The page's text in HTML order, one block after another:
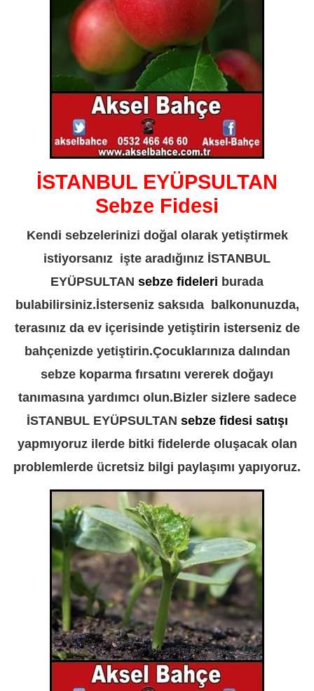
İSTANBUL EYÜPSULTAN
Sebze Fidesi
Kendi sebzelerinizi doğal olarak yetiştirmek
istiyorsanız işte aradığınız İSTANBUL
EYÜPSULTAN sebze fideleri burada
bulabilirsiniz.İsterseniz saksıda balkonunuzda,
terasınız da ev içerisinde yetiştirin isterseniz de
bahçenizde yetiştirin.Çocuklarınıza dalından
sebze koparma fırsatını vererek doğayı
tanımasına yardımcı olun.Bizler sizlere sadece
İSTANBUL EYÜPSULTAN sebze fidesi satışı
yapmıyoruz ilerde bitki fidelerde oluşacak olan
problemlerde ücretsiz bilgi paylaşımı yapıyoruz.